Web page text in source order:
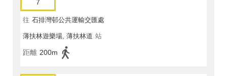
7
往 石排灣邨公共運輸交匯處
薄扶林遊樂場, 薄扶林道 站
距離 200m